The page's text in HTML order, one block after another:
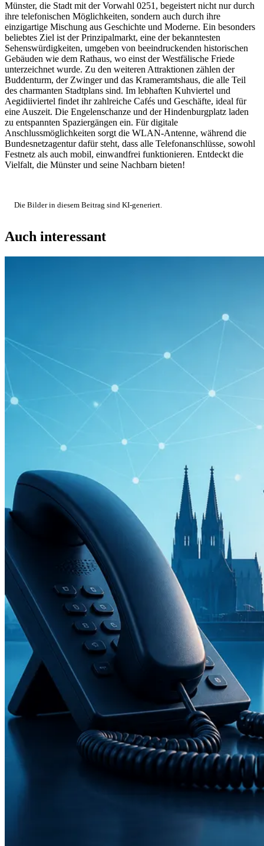
Münster, die Stadt mit der Vorwahl 0251, begeistert nicht nur durch
ihre telefonischen Möglichkeiten, sondern auch durch ihre
einzigartige Mischung aus Geschichte und Moderne. Ein besonders
beliebtes Ziel ist der Prinzipalmarkt, eine der bekanntesten
Sehenswürdigkeiten, umgeben von beeindruckenden historischen
Gebäuden wie dem Rathaus, wo einst der Westfälische Friede
unterzeichnet wurde. Zu den weiteren Attraktionen zählen der
Buddenturm, der Zwinger und das Krameramtshaus, die alle Teil
des charmanten Stadtplans sind. Im lebhaften Kuhviertel und
Aegidiiviertel findet ihr zahlreiche Cafés und Geschäfte, ideal für
eine Auszeit. Die Engelenschanze und der Hindenburgplatz laden
zu entspannten Spaziergängen ein. Für digitale
Anschlussmöglichkeiten sorgt die WLAN-Antenne, während die
Bundesnetzagentur dafür steht, dass alle Telefonanschlüsse, sowohl
Festnetz als auch mobil, einwandfrei funktionieren. Entdeckt die
Vielfalt, die Münster und seine Nachbarn bieten!
Die Bilder in diesem Beitrag sind KI-generiert.
Auch interessant